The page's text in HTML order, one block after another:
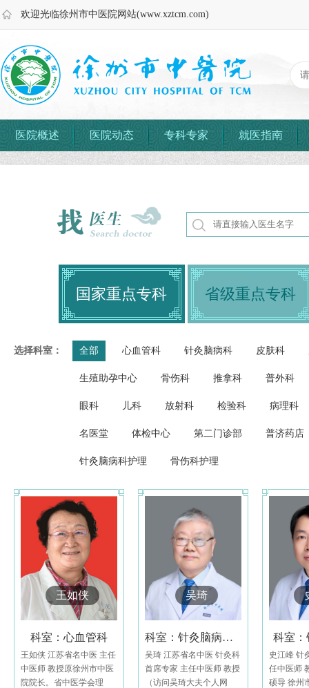
欢迎光临徐州市中医院网站(www.xztcm.com)
医院概述 医院动态 专科专家 就医指南
国家重点专科 省级重点专科
选择科室： 全部 心血管科 针灸脑病科 皮肤科
生殖助孕中心 骨伤科 推拿科 普外科
眼科 儿科 放射科 检验科 病理科
名医堂 体检中心 第二门诊部 普济药店
针灸脑病科护理 骨伤科护理
王如侠
科室：心血管科
王如侠 江苏省名中医 主任
中医师 教授原徐州市中医
院院长。省中医学会理
吴琦
科室：针灸脑病科、名医堂
吴琦 江苏省名中医 针灸科
首席专家 主任中医师 教授
（访问吴琦大夫个人网
科室：
史江峰 针
任中医师
硕导 徐州